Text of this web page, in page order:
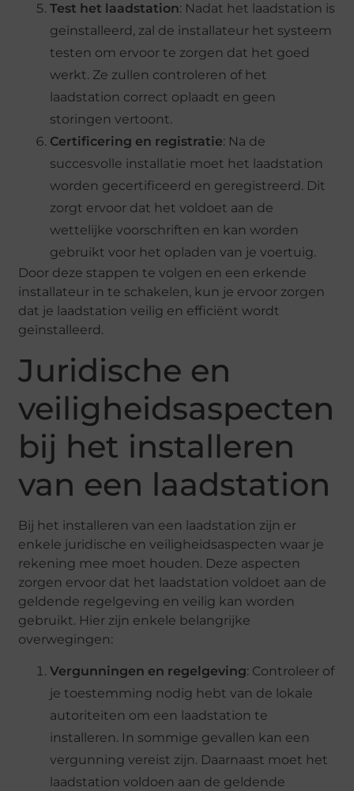
Test het laadstation: Nadat het laadstation is
geïnstalleerd, zal de installateur het systeem
testen om ervoor te zorgen dat het goed
werkt. Ze zullen controleren of het
laadstation correct oplaadt en geen
storingen vertoont.
Certificering en registratie: Na de
succesvolle installatie moet het laadstation
worden gecertificeerd en geregistreerd. Dit
zorgt ervoor dat het voldoet aan de
wettelijke voorschriften en kan worden
gebruikt voor het opladen van je voertuig.
Door deze stappen te volgen en een erkende
installateur in te schakelen, kun je ervoor zorgen
dat je laadstation veilig en efficiënt wordt
geïnstalleerd.
Juridische en
veiligheidsaspecten
bij het installeren
van een laadstation
Bij het installeren van een laadstation zijn er
enkele juridische en veiligheidsaspecten waar je
rekening mee moet houden. Deze aspecten
zorgen ervoor dat het laadstation voldoet aan de
geldende regelgeving en veilig kan worden
gebruikt. Hier zijn enkele belangrijke
overwegingen:
Vergunningen en regelgeving: Controleer of
je toestemming nodig hebt van de lokale
autoriteiten om een laadstation te
installeren. In sommige gevallen kan een
vergunning vereist zijn. Daarnaast moet het
laadstation voldoen aan de geldende